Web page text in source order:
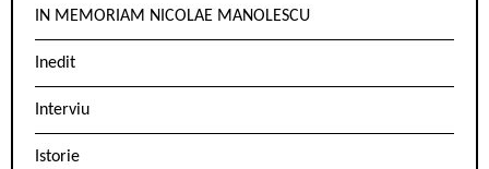
IN MEMORIAM NICOLAE MANOLESCU
Inedit
Interviu
Istorie